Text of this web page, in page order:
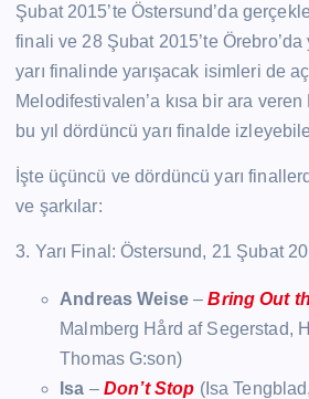
Şubat 2015’te Östersund’da
finali ve 28 Şubat 2015’te
yarı finalinde yarışacak isimleri de
Melodifestivalen’a kısa bir ara
bu yıl dördüncü yarı finalde
İşte üçüncü ve dördüncü yarı
ve şarkılar:
3. Yarı Final: Östersund, 21 Şubat
Andreas Weise–Bring Out
Malmberg Hård af Segerstad,
Thomas G:son)
Isa – Don’t Stop (Isa